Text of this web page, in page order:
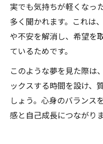
実でも気持ちが軽くなっ
多く聞かれます。これは
や不安を解消し、希望を
ているためです。
このような夢を見た際は
ックスする時間を設け、
しょう。心身のバランス
感と自己成長につながりま